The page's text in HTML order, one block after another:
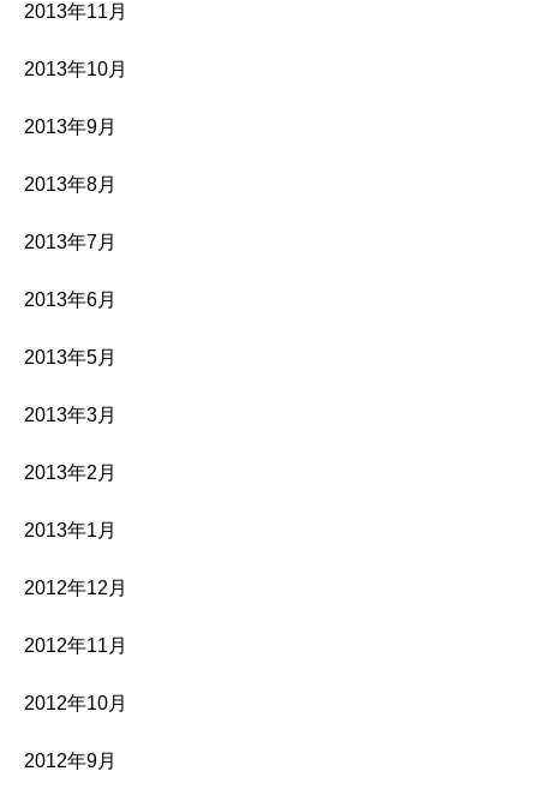
2013年11月
2013年10月
2013年9月
2013年8月
2013年7月
2013年6月
2013年5月
2013年3月
2013年2月
2013年1月
2012年12月
2012年11月
2012年10月
2012年9月